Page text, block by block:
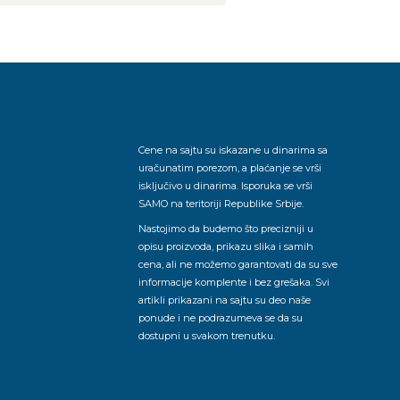
Cene na sajtu su iskazane u dinarima sa
uračunatim porezom, a plaćanje se vrši
isključivo u dinarima. Isporuka se vrši
SAMO na teritoriji Republike Srbije.
Nastojimo da budemo što precizniji u
opisu proizvoda, prikazu slika i samih
cena, ali ne možemo garantovati da su sve
informacije komplente i bez grešaka. Svi
artikli prikazani na sajtu su deo naše
ponude i ne podrazumeva se da su
dostupni u svakom trenutku.